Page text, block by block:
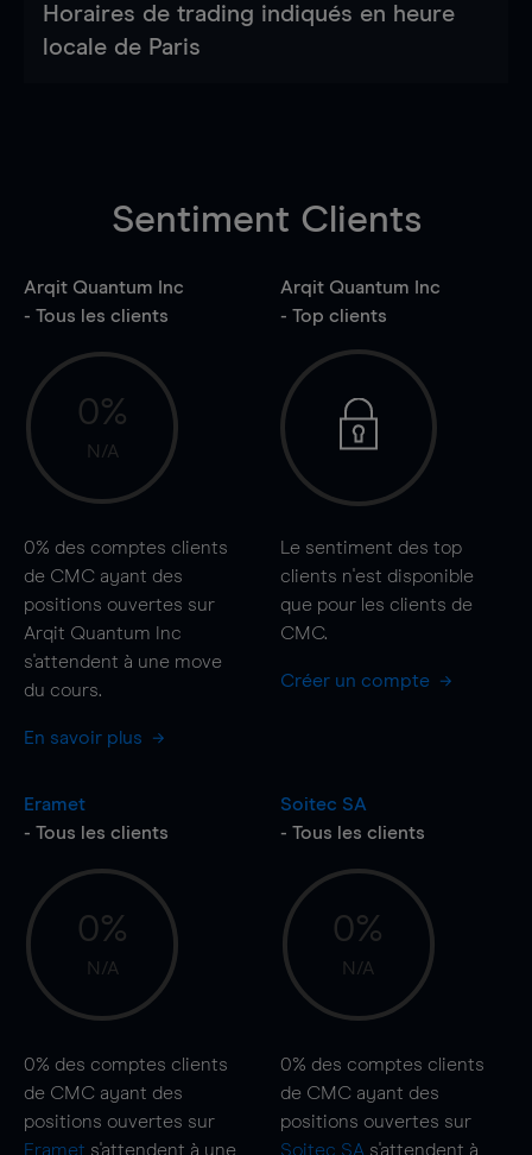
Horaires de trading indiqués en heure
locale de Paris
Sentiment Clients
Arqit Quantum Inc
- Tous les clients
0%
N/A
0% des comptes clients
de CMC ayant des
positions ouvertes sur
Arqit Quantum Inc
s'attendent à une move
du cours.
En savoir plus
Arqit Quantum Inc
- Top clients
Le sentiment des top
clients n'est disponible
que pour les clients de
CMC.
Créer un compte
Eramet
- Tous les clients
0%
N/A
0% des comptes clients
de CMC ayant des
positions ouvertes sur
Eramet s'attendent à une
Soitec SA
- Tous les clients
0%
N/A
0% des comptes clients
de CMC ayant des
positions ouvertes sur
Soitec SA s'attendent à